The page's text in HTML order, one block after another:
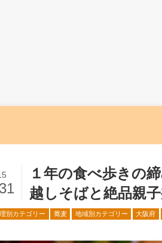
１年の食べ歩きの
越しそばと絶品親
別カテゴリー 蕎麦 地域別カテゴリー 大阪府